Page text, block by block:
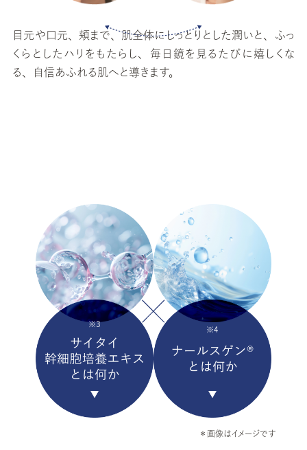
目元や口元、頬まで、肌全体にしっとりとした潤いと、ふっ
くらとしたハリをもたらし、毎日鏡を見るたびに嬉しくな
る、自信あふれる肌へと導きます。
＊画像はイメージです